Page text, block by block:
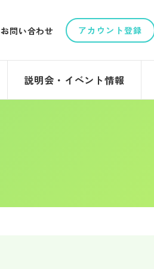
お問い合わせ アカウント登録
説明会・イベント情報